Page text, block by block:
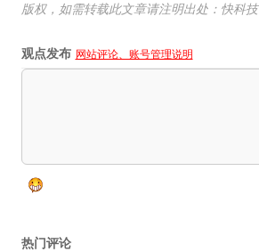
版权，如需转载此文章请注明出处：快科技
观点发布 网站评论、账号管理说明
热门评论